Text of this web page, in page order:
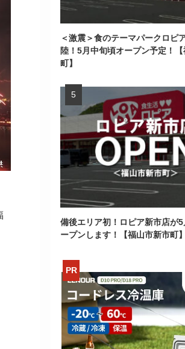
＜激震＞食のテーマパークロピ
陸！5月中旬頃オープン予定！
町】
備後エリア初！ロピア新市店が
ープンします！【福山市新市町】